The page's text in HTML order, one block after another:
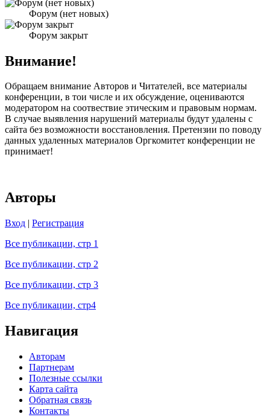
Форум (нет новых)
Форум закрыт
Внимание!
Обращаем внимание Авторов и Читателей, все материалы
конференции, в тои числе и их обсуждение, оцениваются
модератором на соотвествие этическим и правовым нормам.
В случае выявления нарушений материалы будут удалены с
сайта без возможности восстановления. Претензии по поводу
данных удаленных материалов Оргкомитет конференции не
принимает!
Авторы
Вход | Регистрация
Все публикации, стр 1
Все публикации, стр 2
Все публикации, стр 3
Все публикации, стр4
Навигация
Авторам
Партнерам
Полезные ссылки
Карта сайта
Обратная связь
Контакты